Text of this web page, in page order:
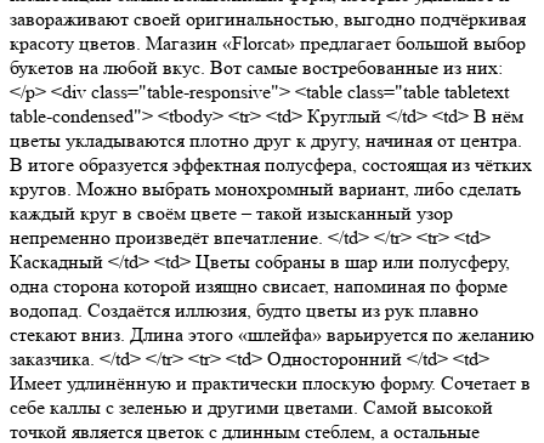
завораживают своей оригинальностью, выгодно подчёркивая
красоту цветов. Магазин «Florcat» предлагает большой выбор
букетов на любой вкус. Вот самые востребованные из них:
</p> <div class="table-responsive"> <table class="table tabletext
table-condensed"> <tbody> <tr> <td> Круглый </td> <td> В нём
цветы укладываются плотно друг к другу, начиная от центра.
В итоге образуется эффектная полусфера, состоящая из чётких
кругов. Можно выбрать монохромный вариант, либо сделать
каждый круг в своём цвете – такой изысканный узор
непременно произведёт впечатление. </td> </tr> <tr> <td>
Каскадный </td> <td> Цветы собраны в шар или полусферу,
одна сторона которой изящно свисает, напоминая по форме
водопад. Создаётся иллюзия, будто цветы из рук плавно
стекают вниз. Длина этого «шлейфа» варьируется по желанию
заказчика. </td> </tr> <tr> <td> Односторонний </td> <td>
Имеет удлинённую и практически плоскую форму. Сочетает в
себе каллы с зеленью и другими цветами. Самой высокой
точкой является цветок с длинным стеблем, а остальные